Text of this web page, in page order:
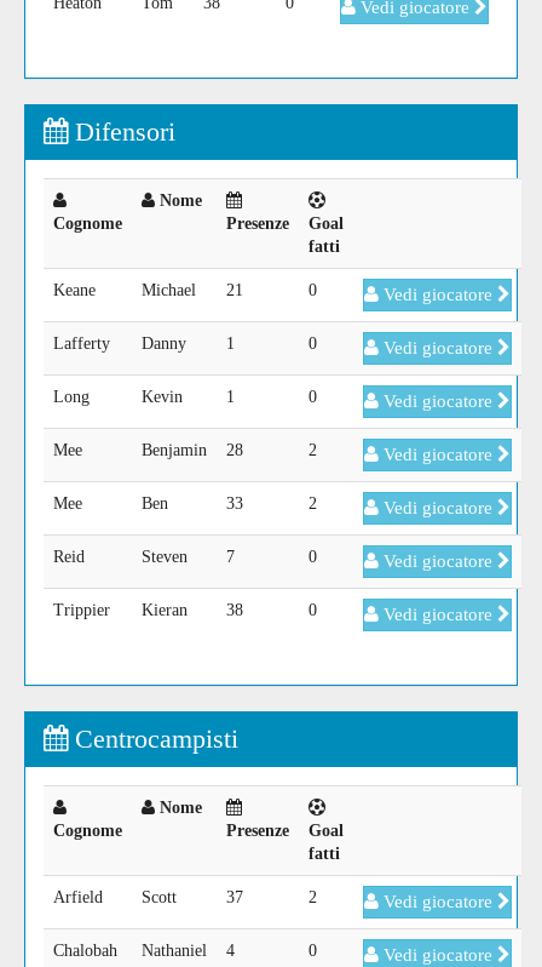
Vedi giocatore
Difensori
Cognome
Nome
Presenze
Goal
fatti
Keane Michael 21 0 Vedi giocatore
Lafferty Danny 1 0 Vedi giocatore
Long Kevin 1 0 Vedi giocatore
Mee Benjamin 28 2 Vedi giocatore
Mee Ben 33 2 Vedi giocatore
Reid Steven 7 0 Vedi giocatore
Trippier Kieran 38 0 Vedi giocatore
Centrocampisti
Cognome
Nome
Presenze
Goal
fatti
Arfield Scott 37 2 Vedi giocatore
Chalobah Nathaniel 4 0 Vedi giocatore